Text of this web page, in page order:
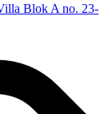
Blok A no. 23-